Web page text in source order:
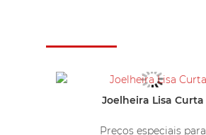
Joelheira Lisa Curta
Preços especiais para